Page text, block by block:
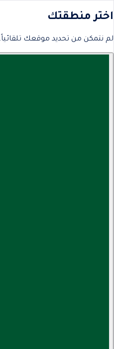
اختر منطقتك
لم نتمكن من تحديد موقعك